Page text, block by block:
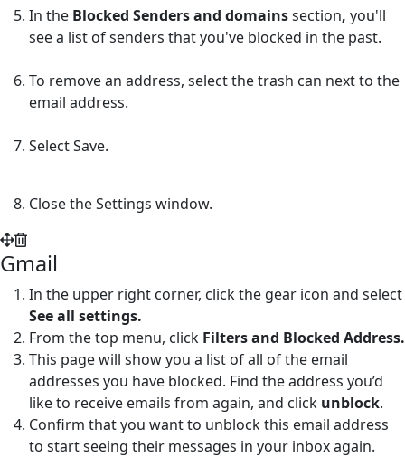
In the Blocked Senders and domainssection, you'll
see a list of senders that you've blocked in the past.
To remove an address, select the trash can next to the
email address.
Select Save.
Close the Settings window.
Gmail
In the upper right corner, click the gear icon and select
See all settings.
From the top menu, click Filters and Blocked Address.
This page will show you a list of all of the email
addresses you have blocked. Find the address you’d
like to receive emails from again, and click unblock.
Confirm that you want to unblock this email address
to start seeing their messages in your inbox again.